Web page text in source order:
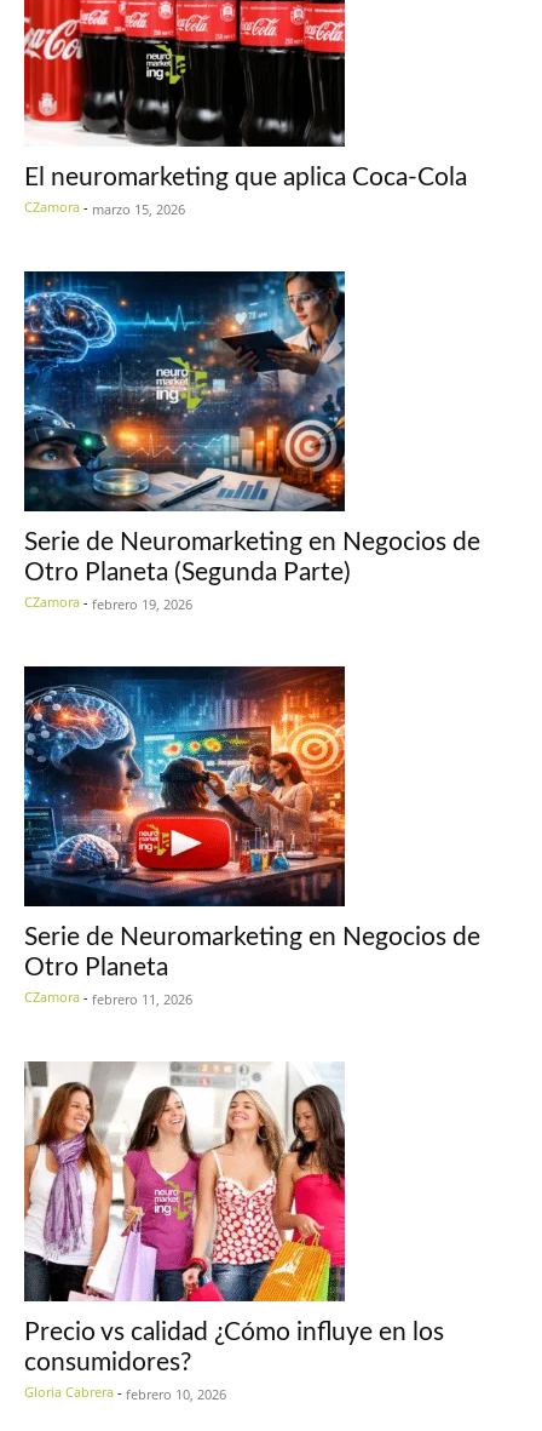
El neuromarketing que aplica Coca-Cola
CZamora - marzo 15, 2026
Serie de Neuromarketing en Negocios de
Otro Planeta (Segunda Parte)
CZamora - febrero 19, 2026
Serie de Neuromarketing en Negocios de
Otro Planeta
CZamora - febrero 11, 2026
Precio vs calidad ¿Cómo influye en los
consumidores?
Gloria Cabrera - febrero 10, 2026